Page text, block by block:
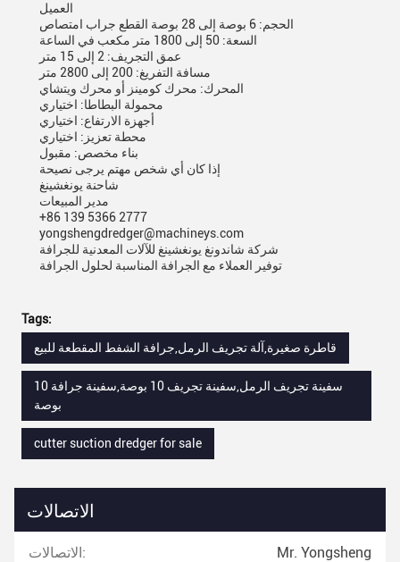
العميل
الحجم: 6 بوصة إلى 28 بوصة القطع جراب امتصاص
السعة: 50 إلى 1800 متر مكعب في الساعة
عمق التجريف: 2 إلى 15 متر
مسافة التفريغ: 200 إلى 2800 متر
المحرك: محرك كومينز أو محرك ويتشاي
محمولة البطاطا: اختياري
أجهزة الارتفاع: اختياري
محطة تعزيز: اختياري
بناء مخصص: مقبول
إذا كان أي شخص مهتم يرجى نصيحة
شاحنة يونغشينغ
مدير المبيعات
+86 139 5366 2777
yongshengdredger@machineys.com
شركة شاندونغ يونغشينغ للآلات المعدنية للجرافة
توفير العملاء مع الجرافة المناسبة لحلول الجرافة
Tags:
قاطرة صغيرة,آلة تجريف الرمل,جرافة الشفط المقطعة للبيع
سفينة تجريف الرمل,سفينة تجريف 10 بوصة,سفينة جرافة 10
بوصة
cutter suction dredger for sale
الاتصالات
الاتصالات: Mr. Yongsheng